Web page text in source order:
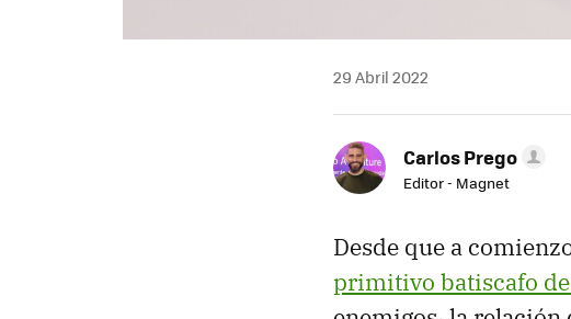
29 Abril 2022
Carlos Prego
Editor - Magnet
Desde que a
primitivo batiscafo